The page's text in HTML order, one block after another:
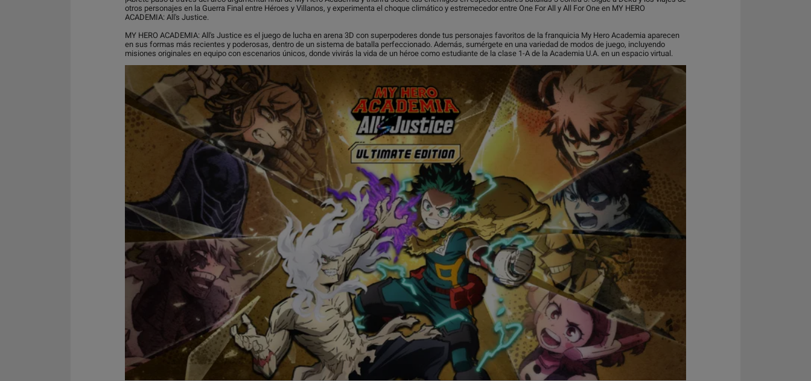
otros personajes en la Guerra Final entre Héroes y Villanos, y experimenta el choque climático y estremecedor entre One For All y All For One en MY HERO
ACADEMIA: All's Justice.
MY HERO ACADEMIA: All's Justice es el juego de lucha en arena 3D con superpoderes donde tus personajes favoritos de la franquicia My Hero Academia aparecen
en sus formas más recientes y poderosas, dentro de un sistema de batalla perfeccionado. Además, sumérgete en una variedad de modos de juego, incluyendo
misiones originales en equipo con escenarios únicos, donde vivirás la vida de un héroe como estudiante de la clase 1-A de la Academia U.A. en un espacio virtual.